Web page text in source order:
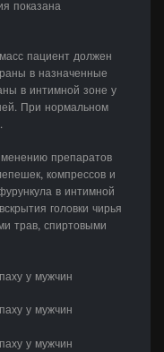
показана
пациент должен
в назначенные
в интимной зоне у
При нормальном
препаратов
компрессов и
в интимной
головки чирья
трав, спиртовыми